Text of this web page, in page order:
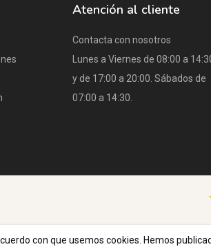
Atención al cliente
Contacta con nosotros
Lunes a Viernes de 08:00 a
y de 17:00 a 20:00. Sábados de
07:00 a 14:30.
con que usemos cookies. Hemos